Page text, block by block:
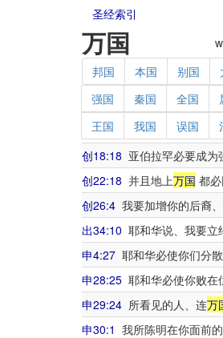
圣经索引
万国
邦国
本国 别国
强国
秦国 全国
王国
我国 误国
创18:18 亚伯拉罕必要成为
创22:18 并且地上万国 都
创26:4 我要加增你的后裔
出34:10 耶和华说、我要立
申4:27 耶和华必使你们分
申28:25 耶和华必使你败在
申29:24 所看见的人、连万
申30:1 我所陈明在你面前